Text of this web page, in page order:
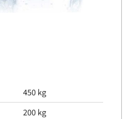
450 kg
200 kg